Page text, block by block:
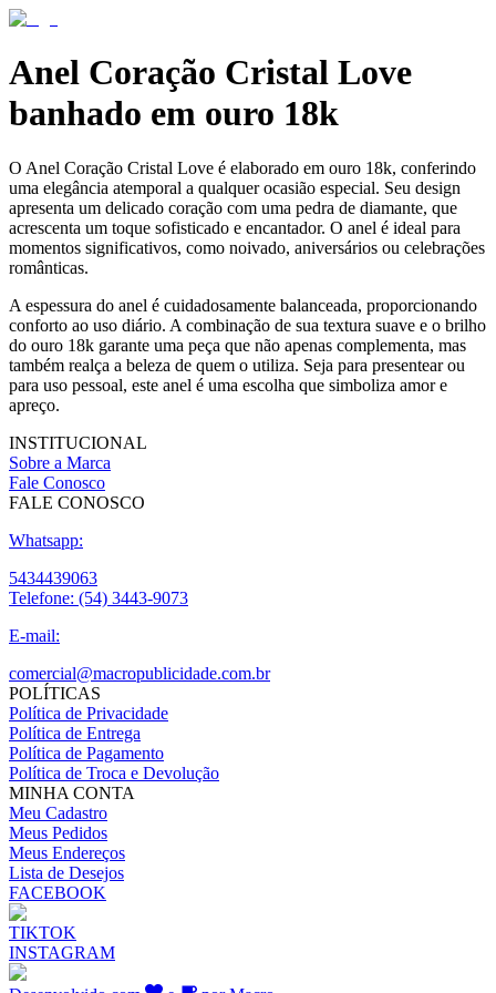
Anel Coração Cristal Love
banhado em ouro 18k
O Anel Coração Cristal Love é elaborado em ouro 18k, conferindo
uma elegância atemporal a qualquer ocasião especial. Seu design
apresenta um delicado coração com uma pedra de diamante, que
acrescenta um toque sofisticado e encantador. O anel é ideal para
momentos significativos, como noivado, aniversários ou celebrações
românticas.
A espessura do anel é cuidadosamente balanceada, proporcionando
conforto ao uso diário. A combinação de sua textura suave e o brilho
do ouro 18k garante uma peça que não apenas complementa, mas
também realça a beleza de quem o utiliza. Seja para presentear ou
para uso pessoal, este anel é uma escolha que simboliza amor e
apreço.
INSTITUCIONAL
Sobre a Marca
Fale Conosco
FALE CONOSCO
Whatsapp:
5434439063
Telefone: (54) 3443-9073
E-mail:
comercial@macropublicidade.com.br
POLÍTICAS
Política de Privacidade
Política de Entrega
Política de Pagamento
Política de Troca e Devolução
MINHA CONTA
Meu Cadastro
Meus Pedidos
Meus Endereços
Lista de Desejos
FACEBOOK
TIKTOK
INSTAGRAM